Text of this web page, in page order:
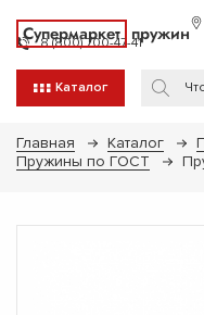
Супермаркет пружин
8 (800) 700-47-41
Каталог
Главная Каталог
Пружины по ГОСТ